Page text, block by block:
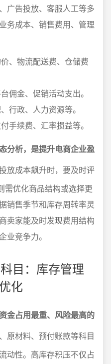
广告投放、客服人工等多
务成本、销售费用、管理
、物流配送费、仓储费
佣金、促销活动支出。
行政、人力资源等。
手续费、汇率损益等。
分析，是提升电商企业盈
放成本飙升时，要及时评
需优化商品结构或选择更
销售季节和库存周转率灵
卖家能及时发现费用结构
业竞争力。
目：库存管理
化
金占用最重、风险最高的
原材料、预付账款等科目
动性。高库存积压不仅占